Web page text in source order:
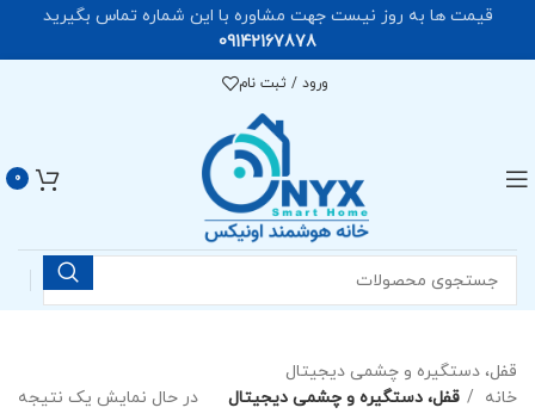
ورود / ثبت نام
0
قفل، دستگیره و چشمی دیجیتال
خانه
قفل، دستگیره و چشمی دیجیتال
در حال نمایش یک نتیجه
قیمت ها به روز نیست جهت مشاوره با این شماره تماس بگیرید
09142167878